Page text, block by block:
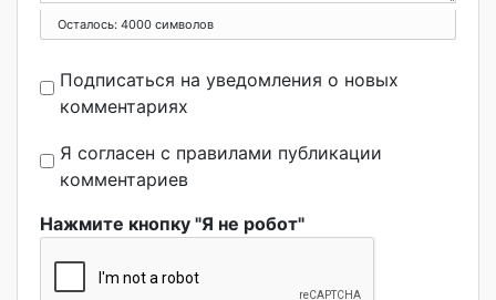
Осталось: 4000 символов
Подписаться на уведомления о новых
комментариях
Я согласен с правилами публикации
комментариев
Нажмите кнопку "Я не робот"